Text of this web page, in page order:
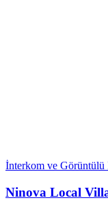
İnterkom ve Görüntülü
Ninova Local